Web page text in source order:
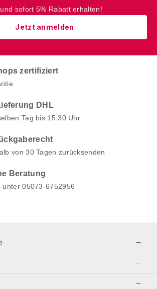
sofort 5% Rabatt erhalten!
Jetzt anmelden
zertifiziert
DHL
Tag bis 15:30 Uhr
von 30 Tagen zurücksenden
Beratung
unter 05073-6752956